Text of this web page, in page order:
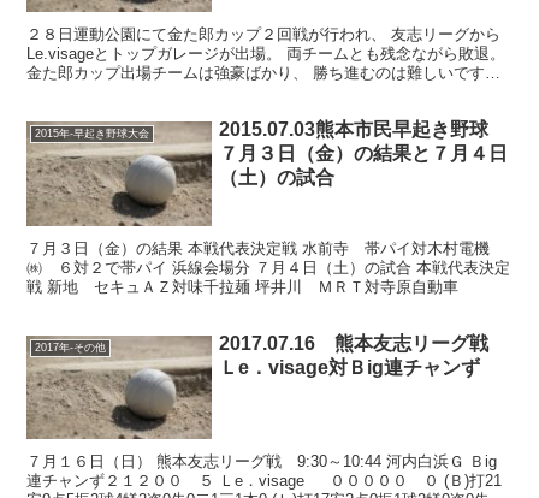
２８日運動公園にて金た郎カップ２回戦が行われ、 友志リーグから
Le.visageとトップガレージが出場。 両チームとも残念ながら敗退。
金た郎カップ出場チームは強豪ばかり、 勝ち進むのは難しいです
2015年-早起き野球大会
2015.07.03熊本市民早起き野球
７月３日（金）の結果と７月４日
（土）の試合
７月３日（金）の結果 本戦代表決定戦 水前寺 帯パイ対木村電機
㈱ ６対２で帯パイ 浜線会場分 ７月４日（土）の試合 本戦代表決定
戦 新地 セキュＡＺ対味千拉麺 坪井川 ＭＲＴ対寺原自動車
2017年-その他
2017.07.16 熊本友志リーグ戦
Ｌe．visage対Ｂig連チャンず
７月１６日（日） 熊本友志リーグ戦 9:30～10:44 河内白浜Ｇ Ｂig
連チャンず２１２００ ５ Ｌe．visage ０００００ ０ (Ｂ)打21